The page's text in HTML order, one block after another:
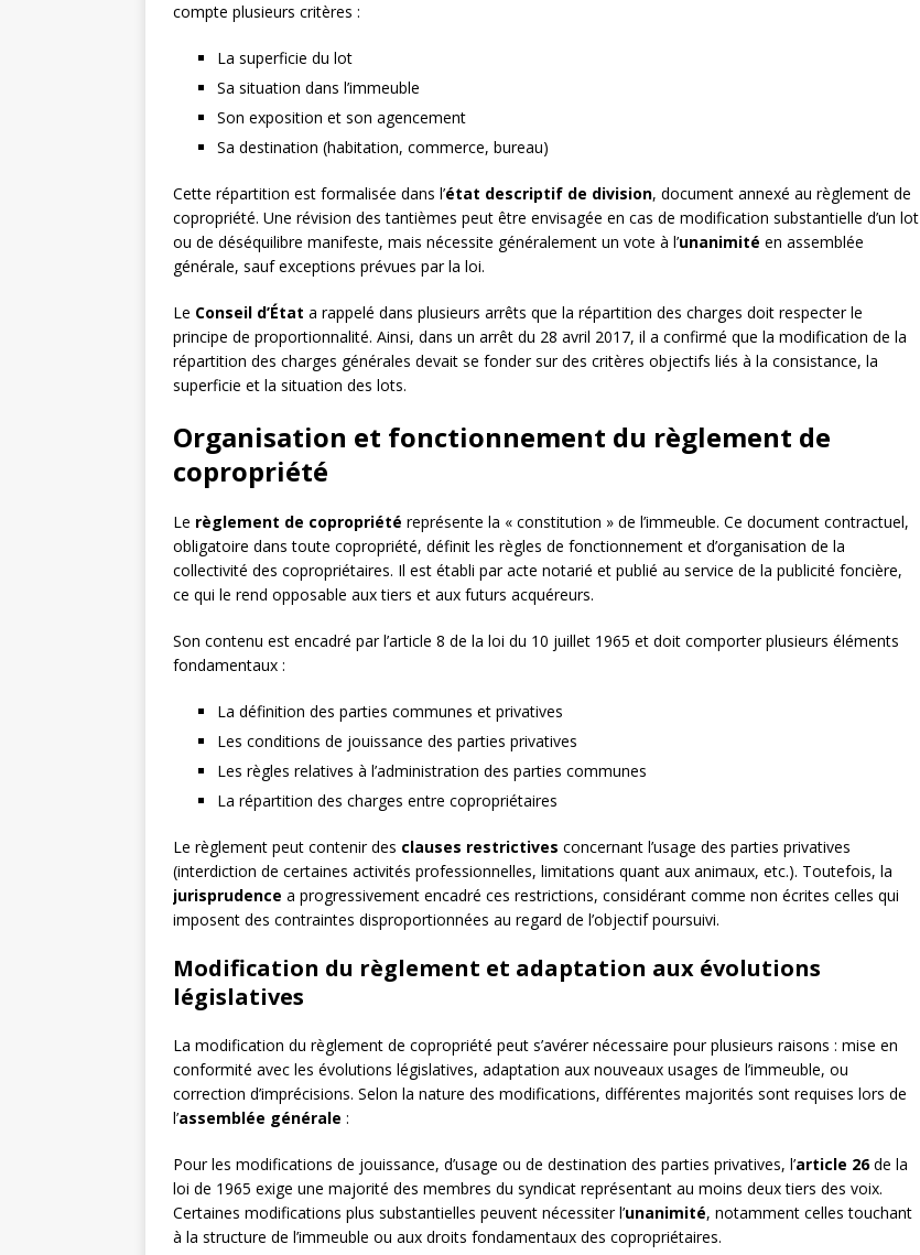
compte plusieurs critères :
La superficie du lot
Sa situation dans l’immeuble
Son exposition et son agencement
Sa destination (habitation, commerce, bureau)
Cette répartition est formalisée dans l’état descriptif de division, document annexé au règlement de
copropriété. Une révision des tantièmes peut être envisagée en cas de modification substantielle d’un lot
ou de déséquilibre manifeste, mais nécessite généralement un vote à l’unanimité en assemblée
générale, sauf exceptions prévues par la loi.
Le Conseil d’État a rappelé dans plusieurs arrêts que la répartition des charges doit respecter le
principe de proportionnalité. Ainsi, dans un arrêt du 28 avril 2017, il a confirmé que la modification de la
répartition des charges générales devait se fonder sur des critères objectifs liés à la consistance, la
superficie et la situation des lots.
Organisation et fonctionnement du règlement de
copropriété
Le règlement de copropriété représente la « constitution » de l’immeuble. Ce document contractuel,
obligatoire dans toute copropriété, définit les règles de fonctionnement et d’organisation de la
collectivité des copropriétaires. Il est établi par acte notarié et publié au service de la publicité foncière,
ce qui le rend opposable aux tiers et aux futurs acquéreurs.
Son contenu est encadré par l’article 8 de la loi du 10 juillet 1965 et doit comporter plusieurs éléments
fondamentaux :
La définition des parties communes et privatives
Les conditions de jouissance des parties privatives
Les règles relatives à l’administration des parties communes
La répartition des charges entre copropriétaires
Le règlement peut contenir des clauses restrictives concernant l’usage des parties privatives
(interdiction de certaines activités professionnelles, limitations quant aux animaux, etc.). Toutefois, la
jurisprudence a progressivement encadré ces restrictions, considérant comme non écrites celles qui
imposent des contraintes disproportionnées au regard de l’objectif poursuivi.
Modification du règlement et adaptation aux évolutions
législatives
La modification du règlement de copropriété peut s’avérer nécessaire pour plusieurs raisons : mise en
conformité avec les évolutions législatives, adaptation aux nouveaux usages de l’immeuble, ou
correction d’imprécisions. Selon la nature des modifications, différentes majorités sont requises lors de
l’assemblée générale :
Pour les modifications de jouissance, d’usage ou de destination des parties privatives, l’article 26de la
loi de 1965 exige une majorité des membres du syndicat représentant au moins deux tiers des voix.
Certaines modifications plus substantielles peuvent nécessiter l’unanimité, notamment celles touchant
à la structure de l’immeuble ou aux droits fondamentaux des copropriétaires.